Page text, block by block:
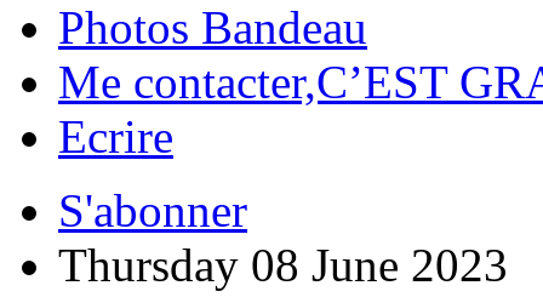
Photos Bandeau
Me contacter,C’EST
Ecrire
S'abonner
Thursday 08 June 2023